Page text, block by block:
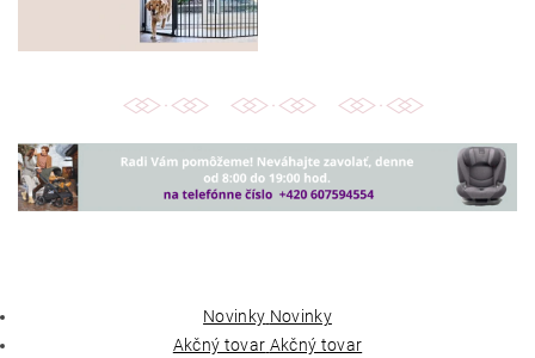
Novinky Novinky
Akčný tovar Akčný tovar